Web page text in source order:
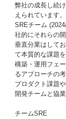
弊社の成長し続
えられています。
SREチーム
社的にそれらの
垂直分業はして
て本質的な課題
構築・運用フェ
るアプローチの
プロダクト課題
開発チームと協
チームSRE